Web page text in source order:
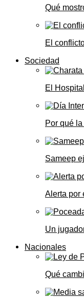
Qué
El
Sociedad
El
Por qué
Sameep
Alerta por
Un
Nacionales
Qué